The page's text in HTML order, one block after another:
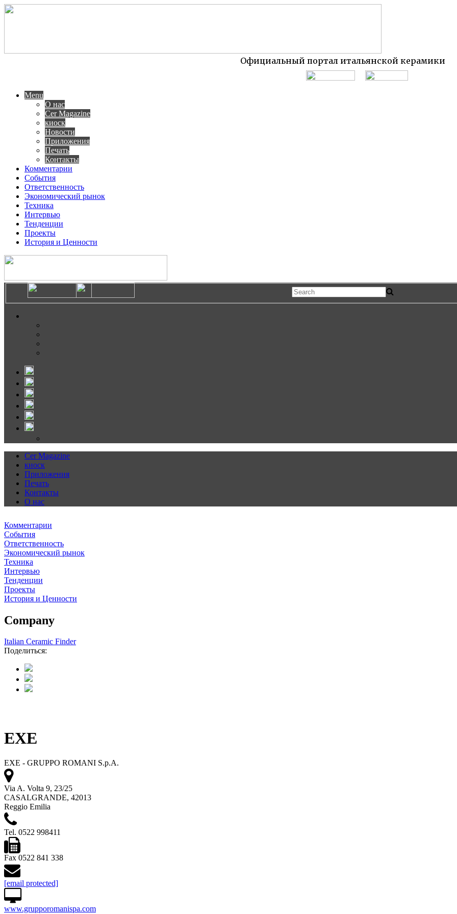
Официальный портал итальянской керамики
Menu
О нас
Cer Magazine
киоск
Новости
Приложения
Печать
Контакты
Комментарии
События
Ответственность
Экономический рынок
Техника
Интервью
Тенденции
Проекты
История и Ценности
Cer Magazine
киоск
Приложения
Печать
Контакты
О нас
Комментарии
События
Ответственность
Экономический рынок
Техника
Интервью
Тенденции
Проекты
История и Ценности
Company
Italian Ceramic Finder
Поделиться:
EXE
EXE - GRUPPO ROMANI S.p.A.
Via A. Volta 9, 23/25
CASALGRANDE, 42013
Reggio Emilia
Tel. 0522 998411
Fax 0522 841 338
[email protected]
www.grupporomanispa.com